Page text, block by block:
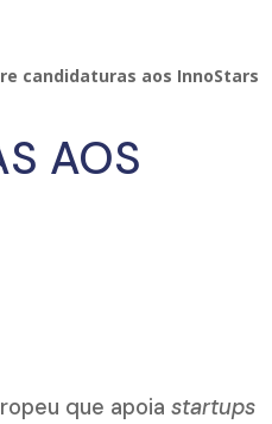
candidaturas aos InnoStars
AOS
que apoiastartups